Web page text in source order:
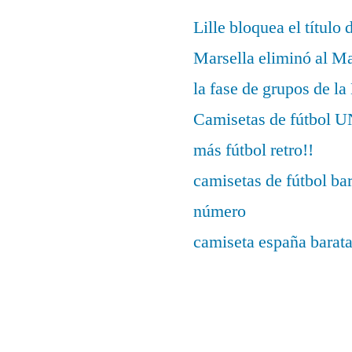
Lille bloquea el título
Marsella eliminó al
la fase de grupos de
Camisetas de fútbol
más fútbol retro!!
camisetas de fútbol
número
camiseta españa barata